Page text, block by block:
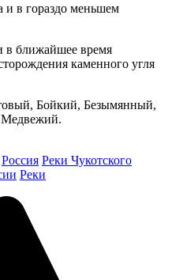
и в гораздо меньшем
в ближайшее время
каменного угля
Бойкий, Безымянный,
Россия Реки Чукотского
Реки